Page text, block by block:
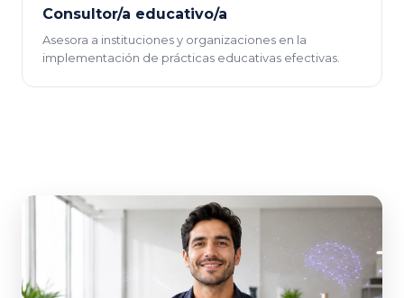
Consultor/a educativo/a
Asesora a instituciones y organizaciones en la
implementación de prácticas educativas efectivas.